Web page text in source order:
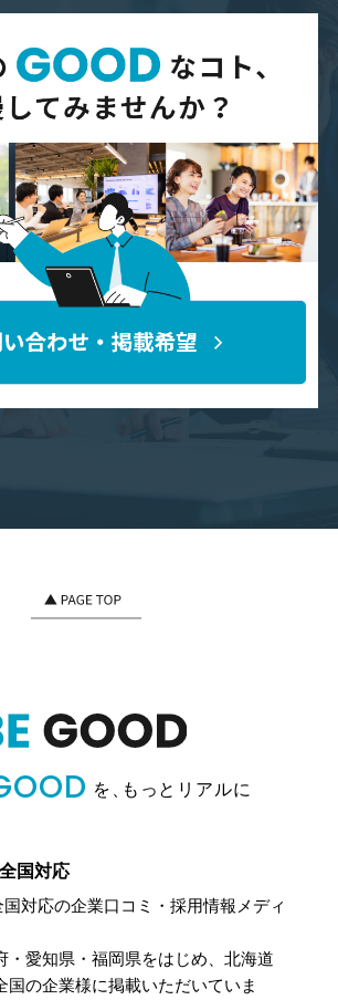
を、もっとリアルに
国対応
対応の企業口コミ・採用情報メディ
・愛知県・福岡県をはじめ、北海道
国の企業様に掲載いただいていま